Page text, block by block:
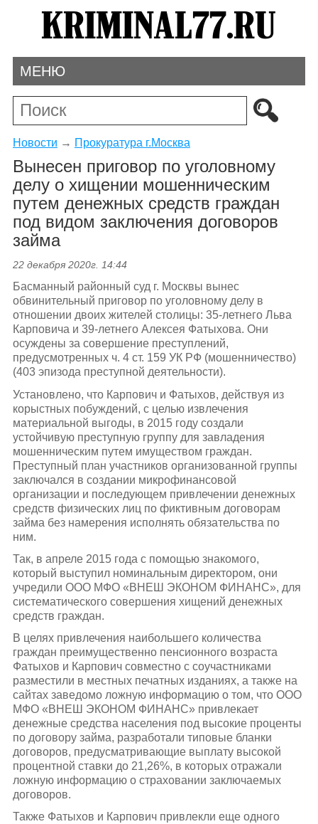
МЕНЮ
Новости → Прокуратура г.Москва
Вынесен приговор по уголовному
делу о хищении мошенническим
путем денежных средств граждан
под видом заключения договоров
займа
22 декабря 2020г. 14:44
Басманный районный суд г. Москвы вынес
обвинительный приговор по уголовному делу в
отношении двоих жителей столицы: 35-летнего Льва
Карповича и 39-летнего Алексея Фатыхова. Они
осуждены за совершение преступлений,
предусмотренных ч. 4 ст. 159 УК РФ (мошенничество)
(403 эпизода преступной деятельности).
Установлено, что Карпович и Фатыхов, действуя из
корыстных побуждений, с целью извлечения
материальной выгоды, в 2015 году создали
устойчивую преступную группу для завладения
мошенническим путем имуществом граждан.
Преступный план участников организованной группы
заключался в создании микрофинансовой
организации и последующем привлечении денежных
средств физических лиц по фиктивным договорам
займа без намерения исполнять обязательства по
ним.
Так, в апреле 2015 года с помощью знакомого,
который выступил номинальным директором, они
учредили ООО МФО «ВНЕШ ЭКОНОМ ФИНАНС», для
систематического совершения хищений денежных
средств граждан.
В целях привлечения наибольшего количества
граждан преимущественно пенсионного возраста
Фатыхов и Карпович совместно с соучастниками
разместили в местных печатных изданиях, а также на
сайтах заведомо ложную информацию о том, что ООО
МФО «ВНЕШ ЭКОНОМ ФИНАНС» привлекает
денежные средства населения под высокие проценты
по договору займа, разработали типовые бланки
договоров, предусматривающие выплату высокой
процентной ставки до 21,26%, в которых отражали
ложную информацию о страховании заключаемых
договоров.
Также Фатыхов и Карпович привлекли еще одного